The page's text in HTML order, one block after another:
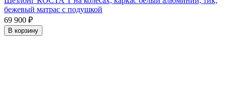
бежевый матрас с подушкой
69 900 ₽
В корзину